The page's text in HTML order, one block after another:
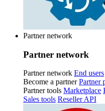
Partner network
Partner network
Partner network End users
Become a partner Partner
Partner tools Marketplace
Sales tools Reseller API